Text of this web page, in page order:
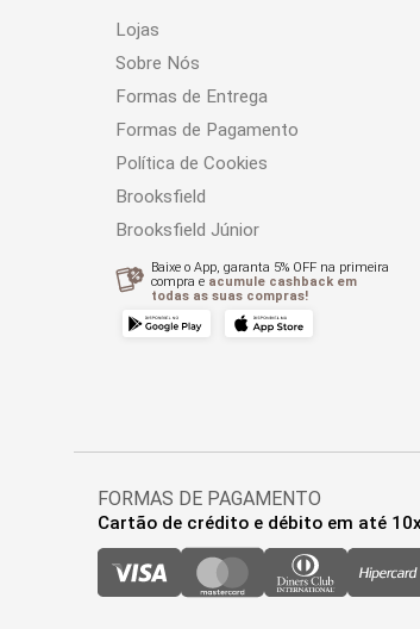
Lojas
Sobre Nós
Formas de Entrega
Formas de Pagamento
Política de Cookies
Brooksfield
Brooksfield Júnior
Baixe o App, garanta 5% OFF na primeira
compra e acumule cashback em
todas as suas compras!
FORMAS DE PAGAMENTO
Cartão de crédito e débito em até